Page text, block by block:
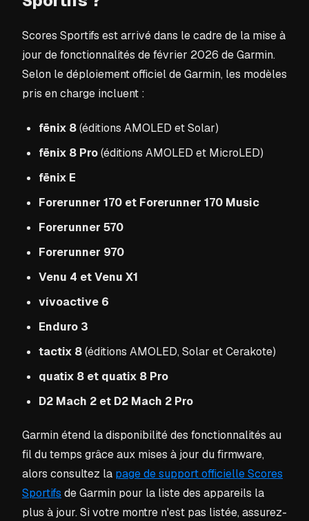
Scores Sportifs est arrivé dans le cadre de la mise à
jour de fonctionnalités de février 2026 de Garmin.
Selon le déploiement officiel de Garmin, les modèles
pris en charge incluent :
fēnix 8(éditions AMOLED et Solar)
fēnix 8 Pro(éditions AMOLED et MicroLED)
fēnix E
Forerunner 170 et Forerunner 170 Music
Forerunner 570
Forerunner 970
Venu 4 et Venu X1
vívoactive 6
Enduro 3
tactix 8(éditions AMOLED, Solar et Cerakote)
quatix 8 et quatix 8 Pro
D2 Mach 2 et D2 Mach 2 Pro
Garmin étend la disponibilité des fonctionnalités au
fil du temps grâce aux mises à jour du firmware,
alors consultez la page de support officielle Scores
Sportifs de Garmin pour la liste des appareils la
plus à jour. Si votre montre n'est pas listée, assurez-